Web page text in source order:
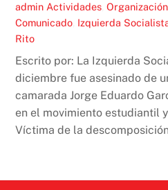
admin Actividades ,
Comunicado Izquierda
Rito
Escrito por: La Izquierda
diciembre fue asesinado de
camarada Jorge Eduardo
en el movimiento estudiantil
Víctima de la